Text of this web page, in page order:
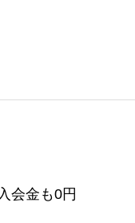
会金も0円